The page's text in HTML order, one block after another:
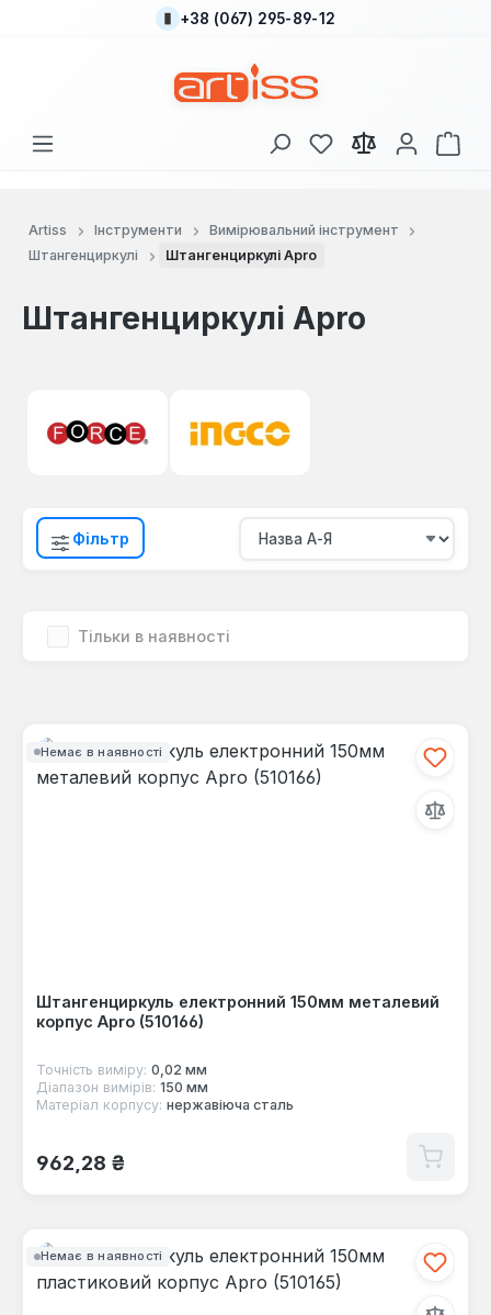
Перейти до основного вмісту
+38 (067) 295-89-12
У вас є 0 у списку
Artiss Інструменти
Вимірювальний інструмент
Штангенциркулі
Штангенциркулі Apro
Штангенциркулі Apro
Фільтр
Тільки в наявності
Немає в наявності
Штангенциркуль електронний 150мм металевий
корпус Apro (510166)
Точність виміру: 0,02 мм
Діапазон вимірів: 150 мм
Матеріал корпусу: нержавіюча сталь
Звичайна ціна:
962,28 ₴
Немає в наявності